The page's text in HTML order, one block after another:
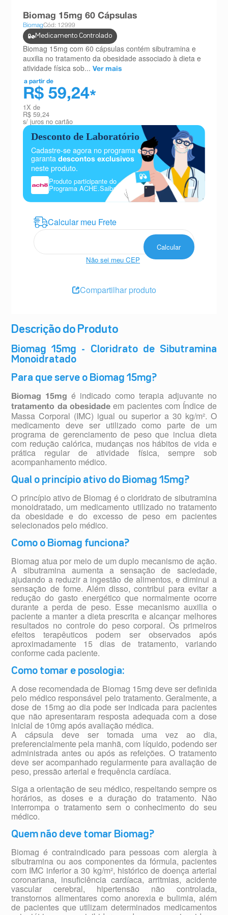
Descrição do Produto
Biomag 15mg - Cloridrato de Sibutramina
Monoidratado
Para que serve o Biomag 15mg?
Biomag 15mg é indicado como terapia adjuvante no
tratamento da obesidade em pacientes com Índice de
Massa Corporal (IMC) igual ou superior a 30 kg/m². O
medicamento deve ser utilizado como parte de um
programa de gerenciamento de peso que inclua dieta
com redução calórica, mudanças nos hábitos de vida e
prática regular de atividade física, sempre sob
acompanhamento médico.
Qual o princípio ativo do Biomag 15mg?
O princípio ativo de Biomag é o cloridrato de sibutramina
monoidratado, um medicamento utilizado no tratamento
da obesidade e do excesso de peso em pacientes
selecionados pelo médico.
Como o Biomag funciona?
Biomag atua por meio de um duplo mecanismo de ação.
A sibutramina aumenta a sensação de saciedade,
ajudando a reduzir a ingestão de alimentos, e diminui a
sensação de fome. Além disso, contribui para evitar a
redução do gasto energético que normalmente ocorre
durante a perda de peso. Esse mecanismo auxilia o
paciente a manter a dieta prescrita e alcançar melhores
resultados no controle do peso corporal. Os primeiros
efeitos terapêuticos podem ser observados após
aproximadamente 15 dias de tratamento, variando
conforme cada paciente.
Como tomar e posologia:
A dose recomendada de Biomag 15mg deve ser definida
pelo médico responsável pelo tratamento. Geralmente, a
dose de 15mg ao dia pode ser indicada para pacientes
que não apresentaram resposta adequada com a dose
inicial de 10mg após avaliação médica.
A cápsula deve ser tomada uma vez ao dia,
preferencialmente pela manhã, com líquido, podendo ser
administrada antes ou após as refeições. O tratamento
deve ser acompanhado regularmente para avaliação de
peso, pressão arterial e frequência cardíaca.
Siga a orientação de seu médico, respeitando sempre os
horários, as doses e a duração do tratamento. Não
interrompa o tratamento sem o conhecimento do seu
médico.
Quem não deve tomar Biomag?
Biomag é contraindicado para pessoas com alergia à
sibutramina ou aos componentes da fórmula, pacientes
com IMC inferior a 30 kg/m², histórico de doença arterial
coronariana, insuficiência cardíaca, arritmias, acidente
vascular cerebral, hipertensão não controlada,
transtornos alimentares como anorexia e bulimia, além
de pacientes que utilizam determinados medicamentos
Biomag 15mg 60 Cápsulas
BiomagCód: 12999
Medicamento Controlado
Biomag 15mg com 60 cápsulas contém sibutramina e
auxilia no tratamento da obesidade associado à dieta e
atividade física sob... Ver mais
a partir de
R$ 59,24*
1X de
R$ 59,24
s/ juros no cartão
Desconto de Laboratório
Cadastre-se agora no programa e
garanta descontos exclusivos
neste produto.
Produto participante do
Programa ACHE.Saiba mais
Não sei meu CEP
Compartilhar produto
absorvente
teste gravidez
ºesmalte